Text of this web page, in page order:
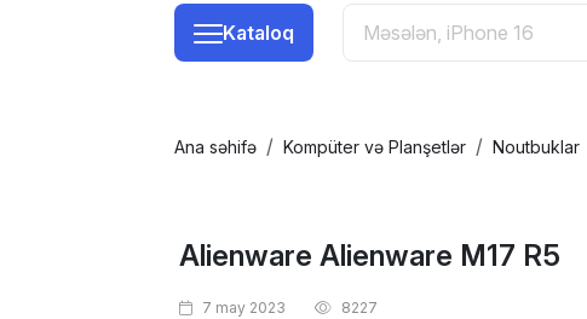
Kataloq
Ana səhifə Kompüter və Planşetlər Noutbuklar
Alienware Alienware M17 R5
7 may 2023 8227